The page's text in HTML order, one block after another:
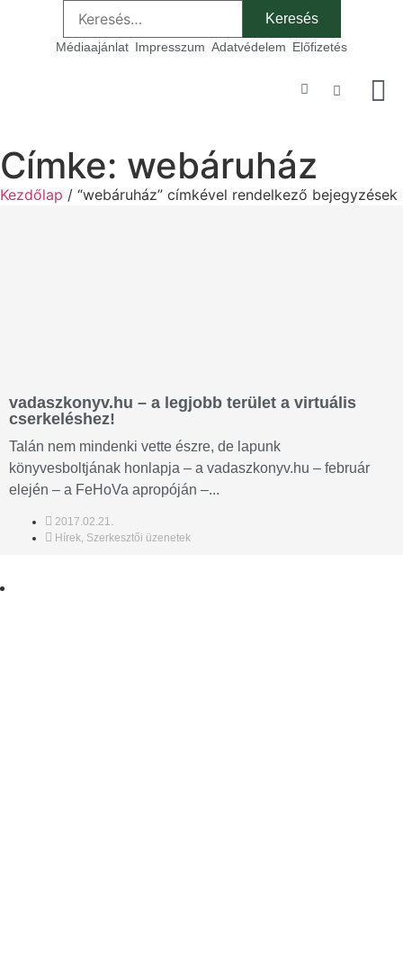
Médiaajánlat Impresszum Adatvédelem Előfizetés
Címke: webáruház
Kezdőlap / “webáruház” címkével rendelkező bejegyzések
vadaszkonyv.hu – a legjobb terület a virtuális
cserkeléshez!
Talán nem mindenki vette észre, de lapunk
könyvesboltjának honlapja – a vadaszkonyv.hu – február
elején – a FeHoVa apropóján –...
2017.02.21.
Hírek, Szerkesztői üzenetek